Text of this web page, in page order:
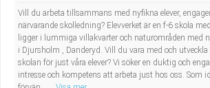
Vill du arbeta tillsammans med nyfikna elever,
närvarande skolledning? Elevverket är en f-6 skola
ligger i lummiga villakvarter och naturområden med
i Djursholm , Danderyd. Vill du vara med och
skolan för just våra elever? Vi söker en duktig och
intresse och kompetens att arbeta just hos oss. Som